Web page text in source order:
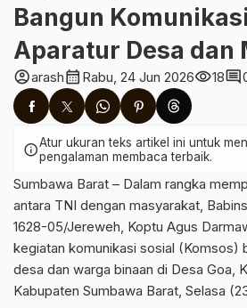
Bangun
Aparatur Desa dan
account_circlearashcalendar_month Rabu, 24 Jun 2026visibility18comment
infoAtur ukuran teks artikel ini untuk
pengalaman membaca terbaik.
Sumbawa Barat – Dalam rangka
antara TNI dengan masyarakat,
1628-05/Jereweh, Koptu Agus
kegiatan komunikasi sosial (Komsos)
desa dan warga binaan di Desa Goa,
Kabupaten Sumbawa Barat, Selasa